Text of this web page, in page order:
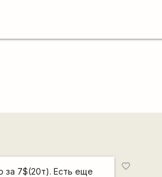
за 7$(20т). Есть еще
favorite_border